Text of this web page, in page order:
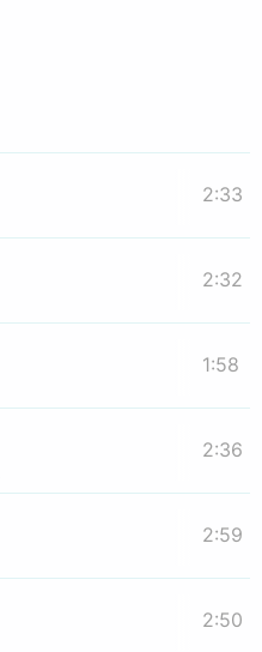
2:33
2:32
1:58
2:36
2:59
2:50